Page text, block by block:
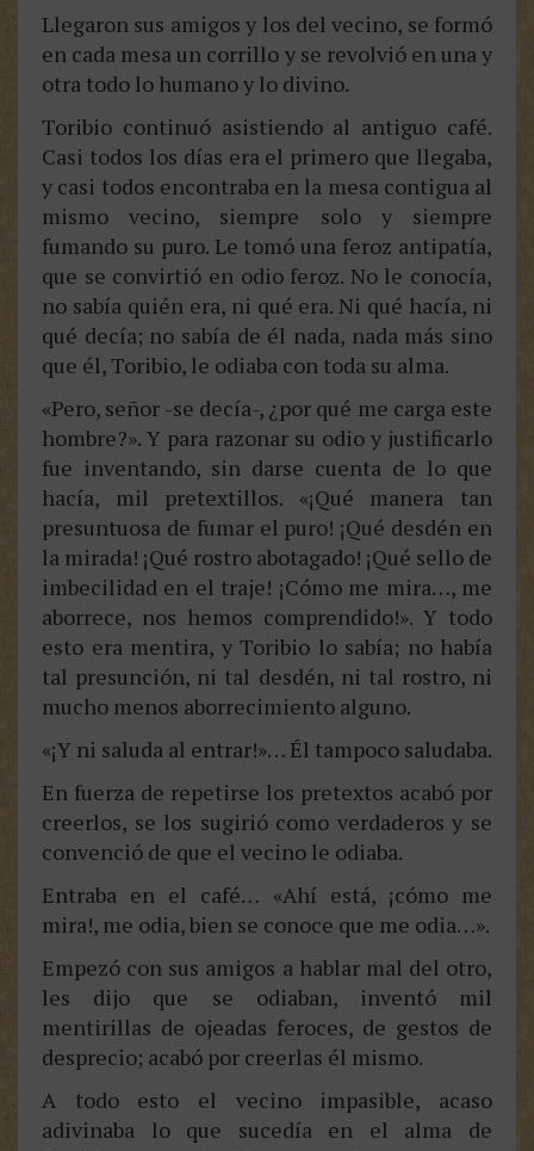
Llegaron sus amigos y los del vecino, se formó
en cada mesa un corrillo y se revolvió en una y
otra todo lo humano y lo divino.
Toribio continuó asistiendo al antiguo café.
Casi todos los días era el primero que llegaba,
y casi todos encontraba en la mesa contigua al
mismo vecino, siempre solo y siempre
fumando su puro. Le tomó una feroz antipatía,
que se convirtió en odio feroz. No le conocía,
no sabía quién era, ni qué era. Ni qué hacía, ni
qué decía; no sabía de él nada, nada más sino
que él, Toribio, le odiaba con toda su alma.
«Pero, señor -se decía-, ¿por qué me carga este
hombre?». Y para razonar su odio y justificarlo
fue inventando, sin darse cuenta de lo que
hacía, mil pretextillos. «¡Qué manera tan
presuntuosa de fumar el puro! ¡Qué desdén en
la mirada! ¡Qué rostro abotagado! ¡Qué sello de
imbecilidad en el traje! ¡Cómo me mira…, me
aborrece, nos hemos comprendido!». Y todo
esto era mentira, y Toribio lo sabía; no había
tal presunción, ni tal desdén, ni tal rostro, ni
mucho menos aborrecimiento alguno.
«¡Y ni saluda al entrar!»… Él tampoco saludaba.
En fuerza de repetirse los pretextos acabó por
creerlos, se los sugirió como verdaderos y se
convenció de que el vecino le odiaba.
Entraba en el café… «Ahí está, ¡cómo me
mira!, me odia, bien se conoce que me odia…».
Empezó con sus amigos a hablar mal del otro,
les dijo que se odiaban, inventó mil
mentirillas de ojeadas feroces, de gestos de
desprecio; acabó por creerlas él mismo.
A todo esto el vecino impasible, acaso
adivinaba lo que sucedía en el alma de